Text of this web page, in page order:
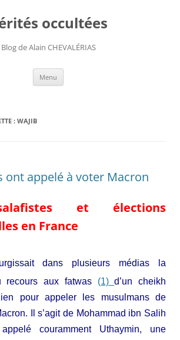
occultées
Blog de Alain CHEVALÉRIAS
Menu
: WAJIB
ont appelé à voter Macron
et élections
en France
dans plusieurs médias la
recours aux fatwas (1)d’un cheikh
pour appeler les musulmans de
Il s’agit de Mohammad ibn Salih
couramment Uthaymin, une